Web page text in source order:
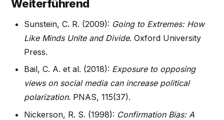
Weiterführend
Sunstein, C. R. (2009): Going to Extremes: How
Like Minds Unite and Divide. Oxford University
Press.
Bail, C. A. et al. (2018): Exposure to opposing
views on social media can increase political
polarization. PNAS, 115(37).
Nickerson, R. S. (1998): Confirmation Bias: A